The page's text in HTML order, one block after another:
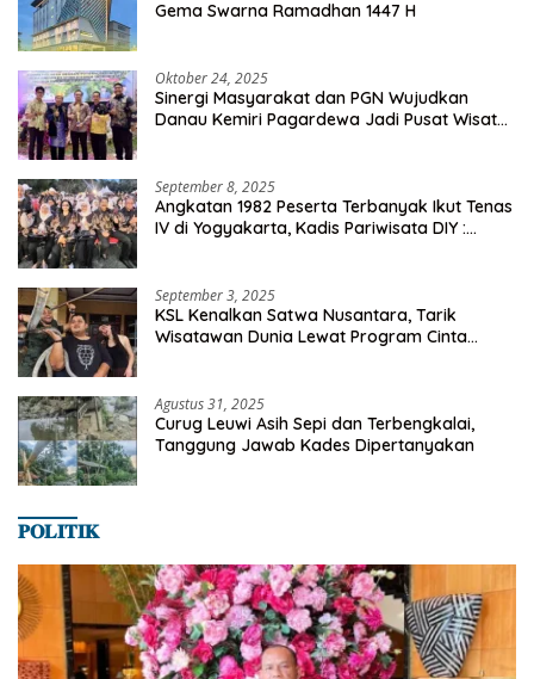
Gema Swarna Ramadhan 1447 H
Oktober 24, 2025
Sinergi Masyarakat dan PGN Wujudkan
Danau Kemiri Pagardewa Jadi Pusat Wisata
September 8, 2025
Angkatan 1982 Peserta Terbanyak Ikut Tenas
IV di Yogyakarta, Kadis Pariwisata DIY :
September 3, 2025
KSL Kenalkan Satwa Nusantara, Tarik
Wisatawan Dunia Lewat Program Cinta
Agustus 31, 2025
Curug Leuwi Asih Sepi dan Terbengkalai,
Tanggung Jawab Kades Dipertanyakan
𝐏𝐎𝐋𝐈𝐓𝐈𝐊